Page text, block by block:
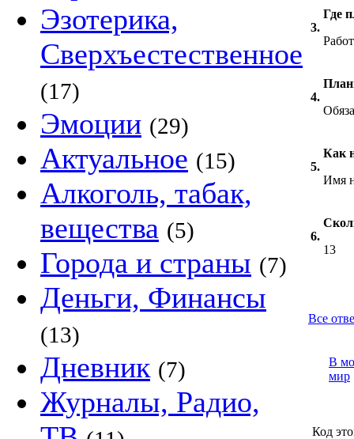
Эзотерика,
Сверхъестественное
(17)
Эмоции (29)
Актуальное (15)
Алкоголь, табак,
вещества (5)
Города и страны (7)
Деньги, Финансы
(13)
Дневник (7)
Журналы, Радио,
3.
Где
4.
5.
Как
Имя
6.
13
Все
В
мир
Код